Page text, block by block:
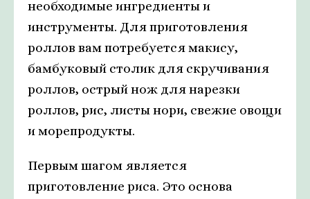
необходимые ингредиенты и
инструменты. Для приготовления
роллов вам потребуется макису,
бамбуковый столик для скручивания
роллов, острый нож для нарезки
роллов, рис, листы нори, свежие овощи
и морепродукты.
Первым шагом является
приготовление риса. Это основа